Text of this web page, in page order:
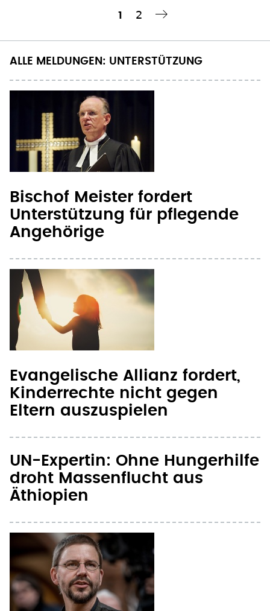
Aktuelle
1 Seite
2
ALLE MELDUNGEN: UNTERSTÜTZUNG
Bischof Meister fordert
Unterstützung für pflegende
Angehörige
Evangelische Allianz fordert,
Kinderrechte nicht gegen
Eltern auszuspielen
UN-Expertin: Ohne Hungerhilfe
droht Massenflucht aus
Äthiopien